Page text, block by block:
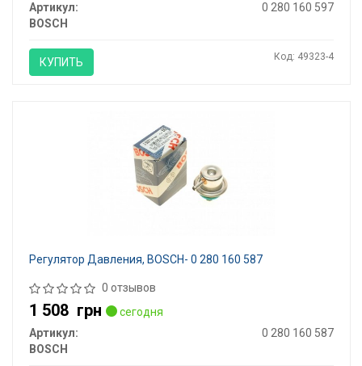
Артикул:
0 280 160 597
BOSCH
КУПИТЬ Код: 49323-4
Регулятор Давления, BOSCH- 0 280 160 587
0 отзывов
1 508 грн
сегодня
Артикул:
0 280 160 587
BOSCH